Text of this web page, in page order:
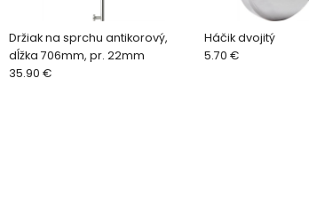
Držiak na sprchu antikorový,
dĺžka 706mm, pr. 22mm
35.90 €
Háčik dvojitý
5.70 €